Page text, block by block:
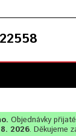
Objednávky
2026. Děkujeme